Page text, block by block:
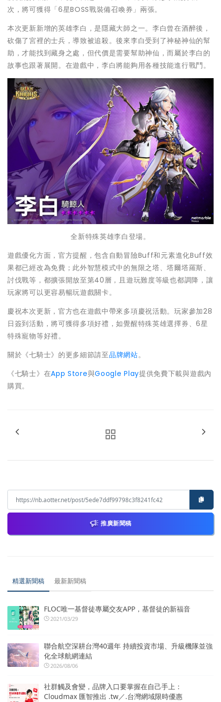
次，將可獲得「6星BOSS戰裝備召喚券」兩張。
本次更新新增的英雄李白，是隱藏大師之一。李白曾在酒醉後，
砍傷了宮裡的士兵，導致被追殺。後來李白受到了神秘神仙的幫
助，才能找到藏身之處，但代價是需要幫助神仙，而屬於李白的
故事也跟著展開。在遊戲中，李白將能夠用各種技能進行戰鬥。
全新特殊英雄李白登場。
遊戲優化方面，官方提醒，包含自動冒險Buff和元素進化Buff效
果都已經改為免費；此外智慧模式中的無限之塔、塔爾塔羅斯、
討伐戰等，都擴張開放至第40層，且遊玩難度等級也都調降，讓
玩家將可以更容易暢玩遊戲關卡。
慶祝本次更新，官方也在遊戲中帶來多項慶祝活動。玩家參加28
日簽到活動，將可獲得多項好禮，如覺醒特殊英雄選擇券、6星
特殊寵物等好禮。
關於《七騎士》的更多細節請至品牌網站。
《七騎士》在App Store與Google Play提供免費下載與遊戲內
購買。
推廣新聞稿
精選新聞稿 最新新聞稿
FLOC唯一基督徒專屬交友APP，基督徒的新福音
2021/03/29
聯合航空深耕台灣40週年 持續投資市場、升級機隊並強
化全球航網連結
2026/08/06
社群觸及會變，品牌入口要掌握在自己手上：
Cloudmax 匯智推出 .tw／.台灣網域限時優惠